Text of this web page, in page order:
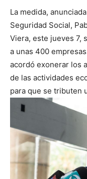
La medida,
Seguridad Social,
Viera, este jueves 7,
a unas 400
acordó exonerar los
de las actividades
para que se tributen